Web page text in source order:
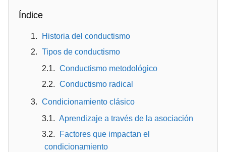
Índice
Historia del conductismo
Tipos de conductismo
Conductismo metodológico
Conductismo radical
Condicionamiento clásico
Aprendizaje a través de la asociación
Factores que impactan el
condicionamiento